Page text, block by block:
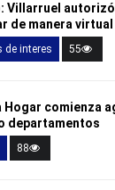
Villarruel
de manera virtual
de interes 55
Hogar comienza
departamentos
88